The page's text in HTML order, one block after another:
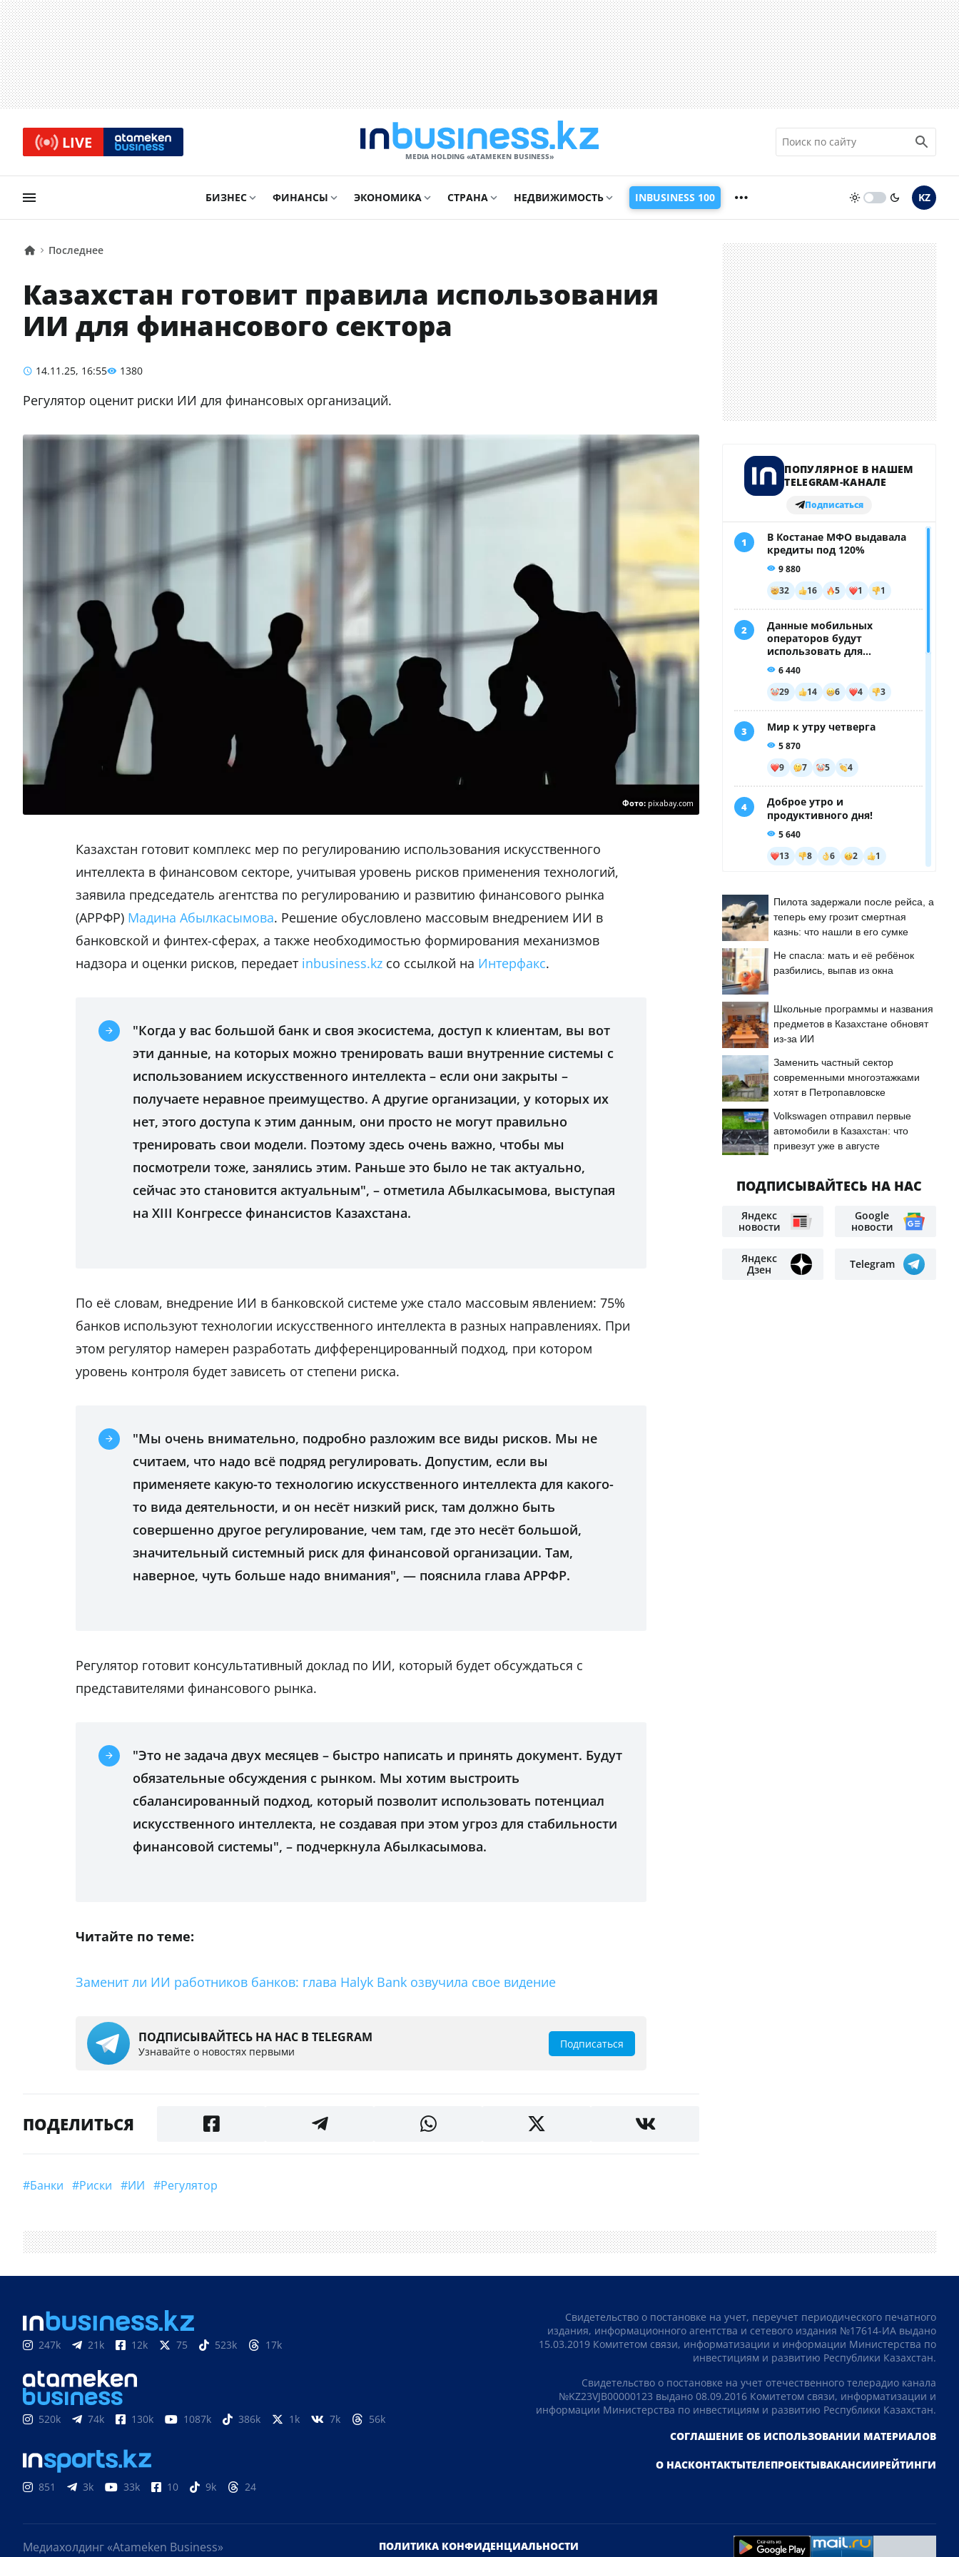
LIVE
MEDIA HOLDING «ATAMEKЕN BUSINESS»
БИЗНЕС ФИНАНСЫ ЭКОНОМИКА СТРАНА НЕДВИЖИМОСТЬ INBUSINESS 100 KZ
Последнее
Казахстан готовит правила использования
ИИ для финансового сектора
14.11.25, 16:55 1380
Регулятор оценит риски ИИ для финансовых организаций.
Фото: pixabay.com
Казахстан готовит комплекс мер по регулированию использования искусственного
интеллекта в финансовом секторе, учитывая уровень рисков применения технологий,
заявила председатель агентства по регулированию и развитию финансового рынка
(АРРФР) Мадина Абылкасымова. Решение обусловлено массовым внедрением ИИ в
банковской и финтех-сферах, а также необходимостью формирования механизмов
надзора и оценки рисков, передает inbusiness.kz со ссылкой на Интерфакс.
"Когда у вас большой банк и своя экосистема, доступ к клиентам, вы вот
эти данные, на которых можно тренировать ваши внутренние системы с
использованием искусственного интеллекта – если они закрыты –
получаете неравное преимущество. А другие организации, у которых их
нет, этого доступа к этим данным, они просто не могут правильно
тренировать свои модели. Поэтому здесь очень важно, чтобы мы
посмотрели тоже, занялись этим. Раньше это было не так актуально,
сейчас это становится актуальным", – отметила Абылкасымова, выступая
на XIII Конгрессе финансистов Казахстана.
По её словам, внедрение ИИ в банковской системе уже стало массовым явлением: 75%
банков используют технологии искусственного интеллекта в разных направлениях. При
этом регулятор намерен разработать дифференцированный подход, при котором
уровень контроля будет зависеть от степени риска.
"Мы очень внимательно, подробно разложим все виды рисков. Мы не
считаем, что надо всё подряд регулировать. Допустим, если вы
применяете какую-то технологию искусственного интеллекта для какого-
то вида деятельности, и он несёт низкий риск, там должно быть
совершенно другое регулирование, чем там, где это несёт большой,
значительный системный риск для финансовой организации. Там,
наверное, чуть больше надо внимания", — пояснила глава АРРФР.
Регулятор готовит консультативный доклад по ИИ, который будет обсуждаться с
представителями финансового рынка.
"Это не задача двух месяцев – быстро написать и принять документ. Будут
обязательные обсуждения с рынком. Мы хотим выстроить
сбалансированный подход, который позволит использовать потенциал
искусственного интеллекта, не создавая при этом угроз для стабильности
финансовой системы", – подчеркнула Абылкасымова.
Читайте по теме:
Заменит ли ИИ работников банков: глава Halyk Bank озвучила свое видение
ПОДПИСЫВАЙТЕСЬ НА НАС В TELEGRAM
Узнавайте о новостях первыми
Подписаться
ПОДЕЛИТЬСЯ
#Банки #Риски #ИИ #регулятор
Пилота задержали после рейса, а
теперь ему грозит смертная
казнь: что нашли в его сумке
Не спасла: мать и её ребёнок
разбились, выпав из окна
Школьные программы и названия
предметов в Казахстане обновят
из-за ИИ
Заменить частный сектор
современными многоэтажками
хотят в Петропавловске
Volkswagen отправил первые
автомобили в Казахстан: что
привезут уже в августе
ПОДПИСЫВАЙТЕСЬ НА НАС
Яндекс
новости
Google
новости
Яндекс
Дзен
Telegram
247k 21k 12k 75 523k 17k
520k 74k 130k 1087k 386k 1k 7k 56k
851 3k 33k 10 9k 24
Свидетельство о постановке на учет, переучет периодического печатного
издания, информационного агентства и сетевого издания №17614-ИА выдано
15.03.2019 Комитетом связи, информатизации и информации Министерства по
инвестициям и развитию Республики Казахстан.
Свидетельство о постановке на учет отечественного телерадио канала
№KZ23VJB00000123 выдано 08.09.2016 Комитетом связи, информатизации и
информации Министерства по инвестициям и развитию Республики Казахстан.
СОГЛАШЕНИЕ ОБ ИСПОЛЬЗОВАНИИ МАТЕРИАЛОВ
О НАСКОНТАКТЫТЕЛЕПРОЕКТЫВАКАНСИИРЕЙТИНГИ
Медиахолдинг «Atameken Business» ПОЛИТИКА КОНФИДЕНЦИАЛЬНОСТИ